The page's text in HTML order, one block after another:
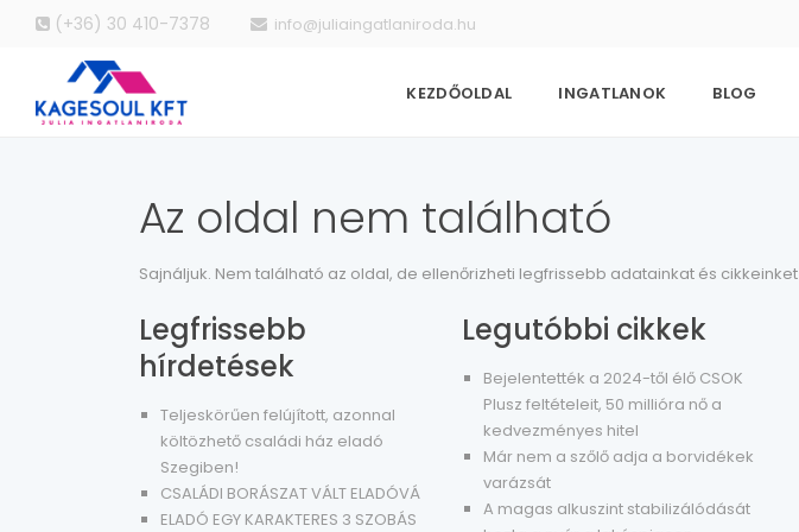
(+36) 30 410-7378 info@juliaingatlaniroda.hu
KEZDŐOLDAL INGATLANOK BLOG
Az oldal nem található
Sajnáljuk. Nem található az oldal, de ellenőrizheti legfrissebb adatainkat és cikkeinket
Legfrissebb
hírdetések
Teljeskörűen felújított, azonnal
költözhető családi ház eladó
Szegiben!
CSALÁDI BORÁSZAT VÁLT ELADÓVÁ
ELADÓ EGY KARAKTERES 3 SZOBÁS
Legutóbbi cikkek
Bejelentették a 2024-től élő CSOK
Plusz feltételeit, 50 millióra nő a
kedvezményes hitel
Már nem a szőlő adja a borvidékek
varázsát
A magas alkuszint stabilizálódását